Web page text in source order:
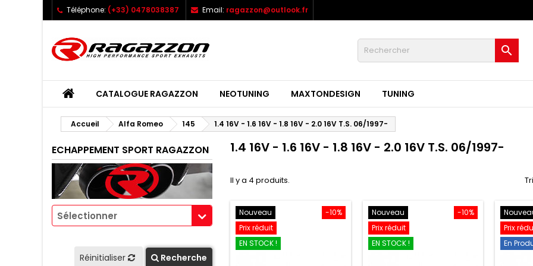
Téléphone: (+33) 0478038387 Email: ragazzon@outlook.fr

CATALOGUE RAGAZZON NEOTUNING MAXTONDESIGN TUNING
Accueil Alfa Romeo 145 1.4 16V - 1.6 16V - 1.8 16V - 2.0 16V T.S. 06/1997-
ECHAPPEMENT SPORT RAGAZZON
Sélectionner
Réinitialiser Recherche
1.4 16V - 1.6 16V - 1.8 16V - 2.0 16V T.S. 06/1997-
Il y a 4 produits.
-10%
Nouveau
Prix réduit
EN STOCK !
-10%
Nouveau
Prix réduit
EN STOCK !
Prix
En